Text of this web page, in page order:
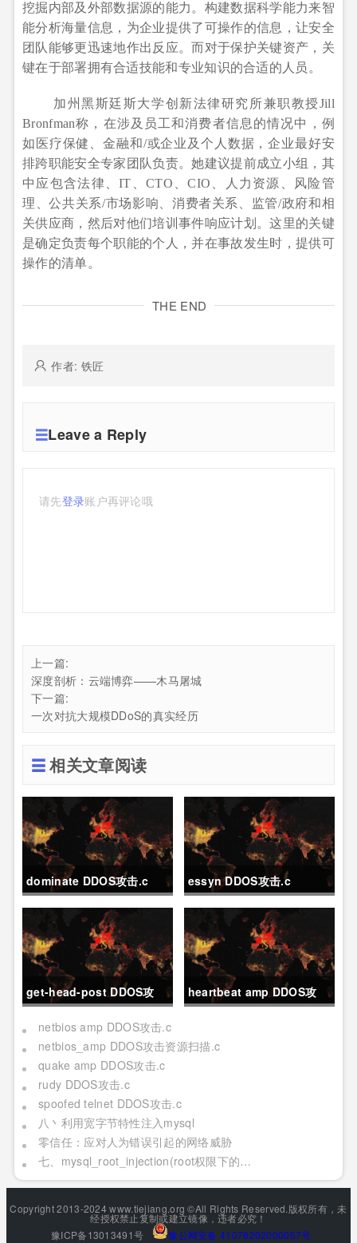
挖掘内部及外部数据源的能力。构建数据科学能力来智
能分析海量信息，为企业提供了可操作的信息，让安全
团队能够更迅速地作出反应。而对于保护关键资产，关
键在于部署拥有合适技能和专业知识的合适的人员。
加州黑斯廷斯大学创新法律研究所兼职教授Jill
Bronfman称，在涉及员工和消费者信息的情况中，例
如医疗保健、金融和/或企业及个人数据，企业最好安
排跨职能安全专家团队负责。她建议提前成立小组，其
中应包含法律、IT、CTO、CIO、人力资源、风险管
理、公共关系/市场影响、消费者关系、监管/政府和相
关供应商，然后对他们培训事件响应计划。这里的关键
是确定负责每个职能的个人，并在事故发生时，提供可
操作的清单。
THE END
作者: 铁匠
Leave a Reply
请先登录账户再评论哦
上一篇:
深度剖析：云端博弈——木马屠城
下一篇:
一次对抗大规模DDoS的真实经历
相关文章阅读
dominate DDOS攻击.c essyn DDOS攻击.c
get-head-post DDOS攻
击.c
heartbeat amp DDOS攻
netbios amp DDOS攻击.c
netbios_amp DDOS攻击资源扫描.c
quake amp DDOS攻击.c
rudy DDOS攻击.c
spoofed telnet DDOS攻击.c
八丶利用宽字节特性注入mysql
零信任：应对人为错误引起的网络威胁
七、mysql_root_injection(root权限下的利用[二] 日志写,udf mof系统命令执行[提权])
Copyright 2013-2024 www.tiejiang.org ©All Rights Reserved.版权所有，未
经授权禁止复制或建立镜像，违者必究！
豫ICP备13013491号
豫公网安备 41078202000057号